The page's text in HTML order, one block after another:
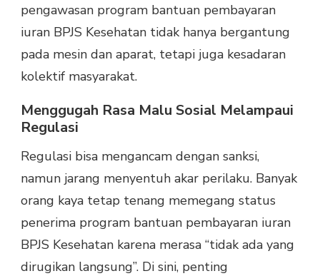
pengawasan program bantuan pembayaran
iuran BPJS Kesehatan tidak hanya bergantung
pada mesin dan aparat, tetapi juga kesadaran
kolektif masyarakat.
Menggugah Rasa Malu Sosial Melampaui
Regulasi
Regulasi bisa mengancam dengan sanksi,
namun jarang menyentuh akar perilaku. Banyak
orang kaya tetap tenang memegang status
penerima program bantuan pembayaran iuran
BPJS Kesehatan karena merasa “tidak ada yang
dirugikan langsung”. Di sini, penting